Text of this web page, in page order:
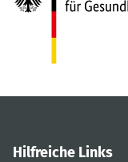
Hilfreiche Links